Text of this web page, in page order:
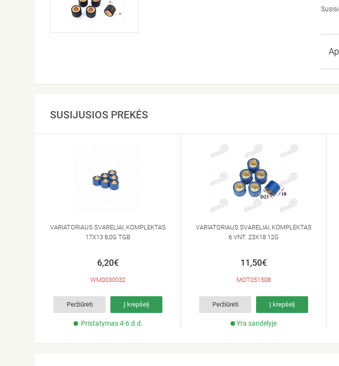
SUSIJUSIOS PREKĖS
VARIATORIAUS SVARELIAI, KOMPLEKTAS
17X13 8,0G TGB
6,20€
WM0030032
Peržiūrėti Į krepšelį
Pristatymas 4-6 d.d.
VARIATORIAUS SVARELIAI, KOMPLEKTAS
6 VNT. 23X18 12G
11,50€
MOT051508
Peržiūrėti Į krepšelį
Yra sandėlyje